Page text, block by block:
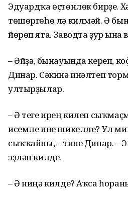
Эдуардҡа өҫтөнлөк бирҙе.
төшөргөһө лә килмәй. Ә
йөрөп ята. Заводта ҙур ғына
– Әйҙә, бынауында кереп,
Динар. Сәкинә инәлтеп
ултырҙылар.
– Ә теге ирең килеп
исемле ине шикелле? Ул
сыҡҡайны, – тине Динар. –
эҙләп килде.
– Ә ниңә килде? Аҡса